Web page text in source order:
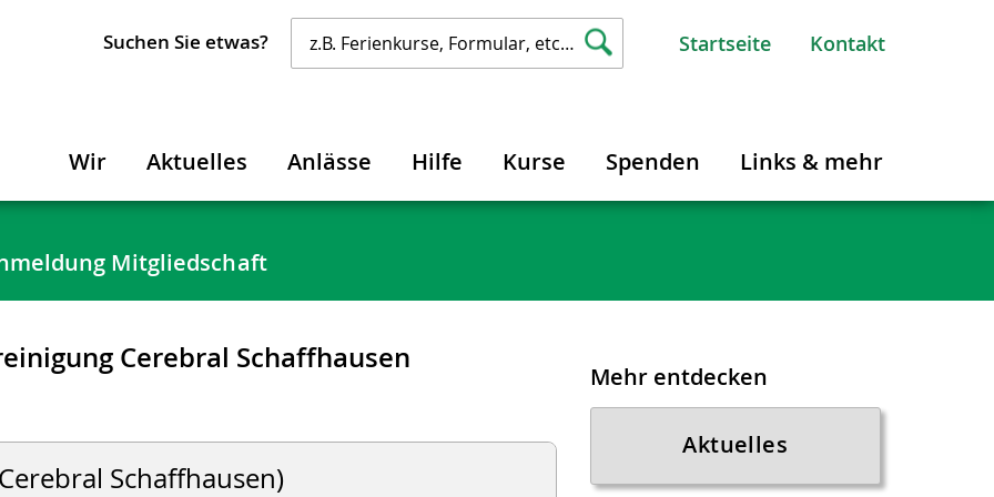
Suchen Sie etwas? Startseite Kontakt
Wir Aktuelles Anlässe Hilfe Kurse Spenden Links & mehr
Mitgliedschaft
Cerebral Schaffhausen
Schaffhausen)
Mehr entdecken
Aktuelles